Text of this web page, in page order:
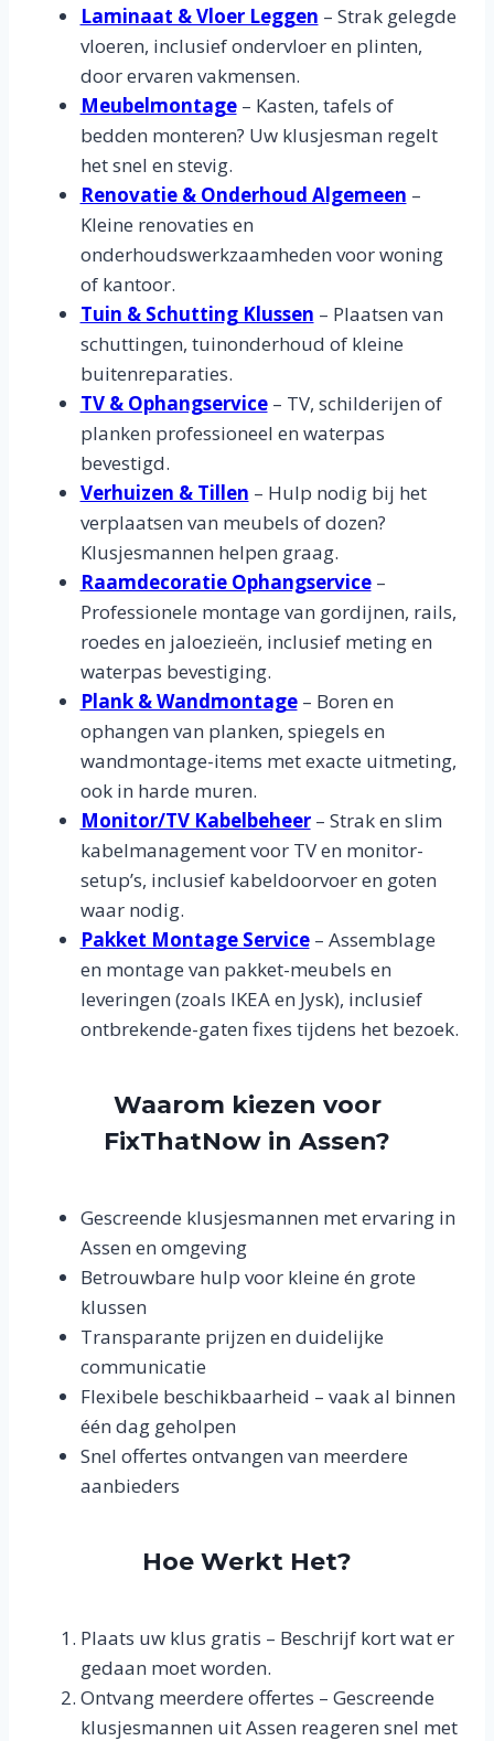
Laminaat & Vloer Leggen – Strak gelegde
vloeren, inclusief ondervloer en plinten,
door ervaren vakmensen.
Meubelmontage– Kasten, tafels of
bedden monteren? Uw klusjesman regelt
het snel en stevig.
Renovatie & Onderhoud Algemeen –
Kleine renovaties en
onderhoudswerkzaamheden voor woning
of kantoor.
Tuin & Schutting Klussen – Plaatsen van
schuttingen, tuinonderhoud of kleine
buitenreparaties.
TV & Ophangservice– TV, schilderijen of
planken professioneel en waterpas
bevestigd.
Verhuizen & Tillen – Hulp nodig bij het
verplaatsen van meubels of dozen?
Klusjesmannen helpen graag.
Raamdecoratie Ophangservice –
Professionele montage van gordijnen, rails,
roedes en jaloezieën, inclusief meting en
waterpas bevestiging.
Plank & Wandmontage – Boren en
ophangen van planken, spiegels en
wandmontage-items met exacte uitmeting,
ook in harde muren.
Monitor/TV Kabelbeheer– Strak en slim
kabelmanagement voor TV en monitor-
setup’s, inclusief kabeldoorvoer en goten
waar nodig.
Pakket Montage Service– Assemblage
en montage van pakket-meubels en
leveringen (zoals IKEA en Jysk), inclusief
ontbrekende-gaten fixes tijdens het bezoek.
Waarom kiezen voor
FixThatNow in Assen?
Gescreende klusjesmannen met ervaring in
Assen en omgeving
Betrouwbare hulp voor kleine én grote
klussen
Transparante prijzen en duidelijke
communicatie
Flexibele beschikbaarheid – vaak al binnen
één dag geholpen
Snel offertes ontvangen van meerdere
aanbieders
Hoe Werkt Het?
Plaats uw klus gratis – Beschrijf kort wat er
gedaan moet worden.
Ontvang meerdere offertes – Gescreende
klusjesmannen uit Assen reageren snel met